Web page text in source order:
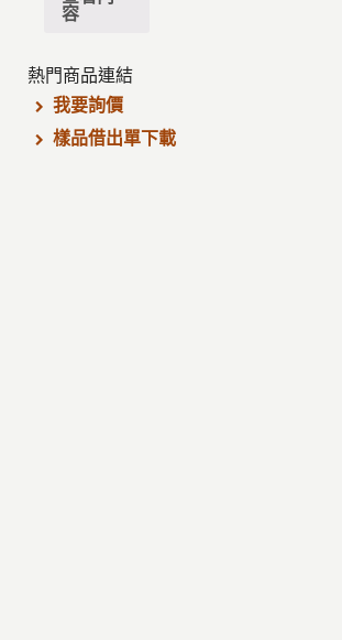
容
熱門商品連結
我要詢價
樣品借出單下載